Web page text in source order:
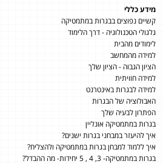
מידע כללי
קשיים נפוצים בבגרות במתמטיקה
גלגולי הטכנולוגיה - דרך הלימוד
לימודים מהבית
למידה מהמחשב
הציון הגבוה - הציון שלך
למידה חוויתית
למידה לבגרות באינטרנט
האבולוציה של הבגרות
הפתרון לבעיה שלך
בגרות במתמטיקה אונליין
איך להיעזר במבחני בגרות ישנים?
איך ללמוד למבחן בגרות במתמטיקה ולהצליח?
בגרות במתמטיקה- 3, 4 , 5 יחידות- מה ההבדל?